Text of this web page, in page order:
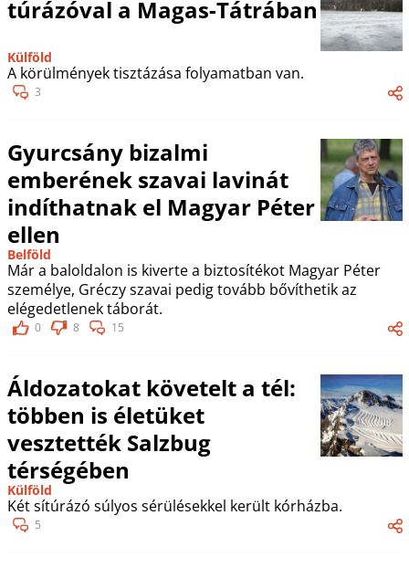
túrázóval a Magas-Tátrában
Külföld
A körülmények tisztázása folyamatban van.
3
Gyurcsány bizalmi
emberének szavai lavinát
indíthatnak el Magyar Péter
ellen
Belföld
Már a baloldalon is kiverte a biztosítékot Magyar Péter
személye, Gréczy szavai pedig tovább bővíthetik az
elégedetlenek táborát.
0 8 15
Áldozatokat követelt a tél:
többen is életüket
vesztették Salzbug
térségében
Külföld
Két sítúrázó súlyos sérülésekkel került kórházba.
5